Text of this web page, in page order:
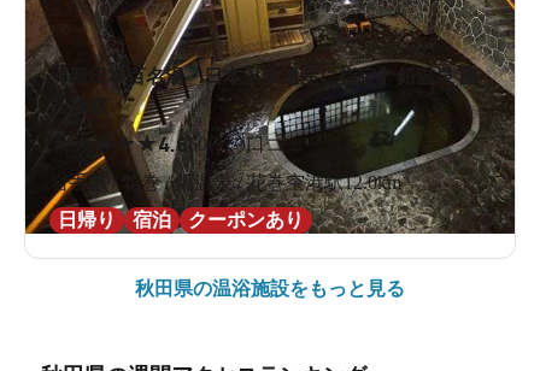
【新日本百名湯・日本温泉遺産に指定】鉛温泉 藤
三旅館
★ ★ ★★4.660件の口コミ
岩手県 / 花巻 / 鉛温泉 / 花巻空港駅12.0km
日帰り
宿泊 クーポンあり
秋田県の温浴施設をもっと見る